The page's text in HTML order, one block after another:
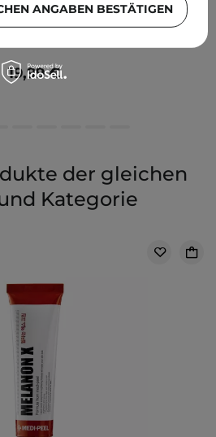
Serum - Gesichtsserum mit
19,99 €
der gleichen
Kategorie
ANGABEN BESTÄTIGEN